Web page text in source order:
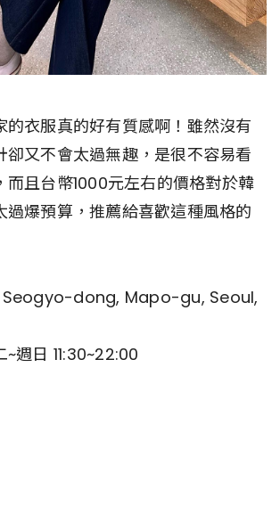
的衣服真的好有質感啊！雖然沒有
卻又不會太過無趣，是很不容易看
而且台幣1000元左右的價格對於韓
過爆預算，推薦給喜歡這種風格的
Seogyo-dong, Mapo-gu, Seoul,
週日 11:30~22:00